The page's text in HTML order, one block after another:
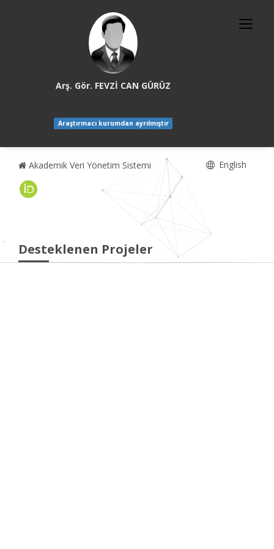
Arş. Gör. FEVZİ CAN GÜRÜZ
Araştırmacı kurumdan ayrılmıştır
Akademik Veri Yönetim Sistemi English
Desteklenen Projeler